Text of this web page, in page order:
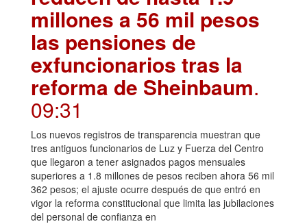
millones a 56 mil pesos
las pensiones de
exfuncionarios tras la
reforma de Sheinbaum.
09:31
Los nuevos registros de transparencia muestran que
tres antiguos funcionarios de Luz y Fuerza del Centro
que llegaron a tener asignados pagos mensuales
superiores a 1.8 millones de pesos reciben ahora 56 mil
362 pesos; el ajuste ocurre después de que entró en
vigor la reforma constitucional que limita las jubilaciones
del personal de confianza en